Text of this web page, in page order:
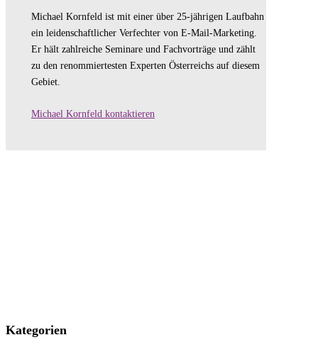
Michael Kornfeld ist mit einer über 25-jährigen Laufbahn
ein leidenschaftlicher Verfechter von E-Mail-Marketing.
Er hält zahlreiche Seminare und Fachvorträge und zählt
zu den renommiertesten Experten Österreichs auf diesem
Gebiet.
Michael Kornfeld kontaktieren
Kategorien